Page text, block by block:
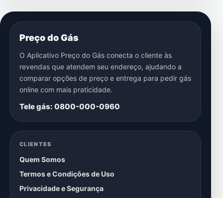
Preço do Gás
O Aplicativo Preço do Gás conecta o cliente às
revendas que atendem seu endereço, ajudando a
comparar opções de preço e entrega para pedir gás
online com mais praticidade.
Tele gás: 0800-000-0960
CLIENTES
Quem Somos
Termos e Condições de Uso
Privacidade e Segurança